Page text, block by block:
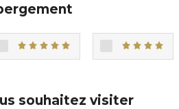
souhaitez visiter